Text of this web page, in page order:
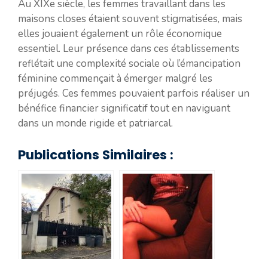
Au XIXe siècle, les femmes travaillant dans les
maisons closes étaient souvent stigmatisées, mais
elles jouaient également un rôle économique
essentiel. Leur présence dans ces établissements
reflétait une complexité sociale où l’émancipation
féminine commençait à émerger malgré les
préjugés. Ces femmes pouvaient parfois réaliser un
bénéfice financier significatif tout en naviguant
dans un monde rigide et patriarcal.
Publications Similaires :